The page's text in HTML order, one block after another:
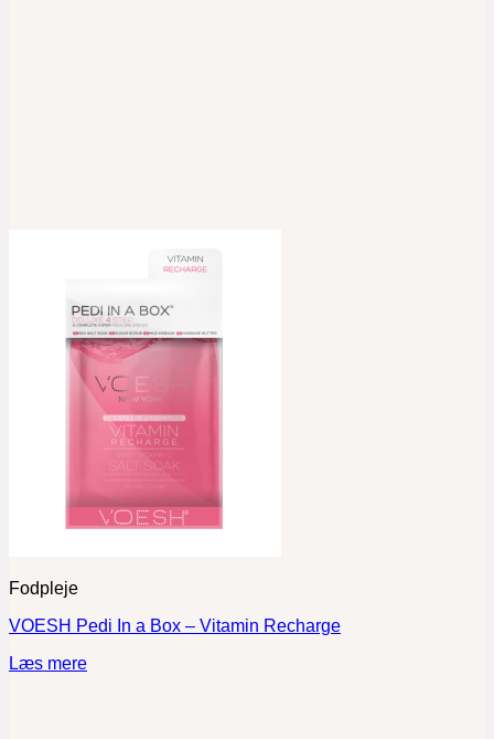
Fodpleje
VOESH Pedi In a Box – Vitamin Recharge
Læs mere